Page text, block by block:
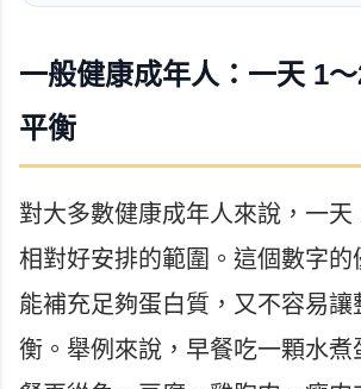
一般健康成年人：一天 1
平衡
對大多數健康成年人來說，一天
相對好安排的範圍。這個數字的
能補充足夠蛋白質，又不容易讓
衡。舉例來說，早餐吃一顆水煮